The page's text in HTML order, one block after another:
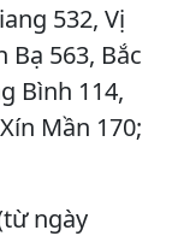
532, Vị
Bạ 563, Bắc
Bình 114,
Mần 170;
ngày